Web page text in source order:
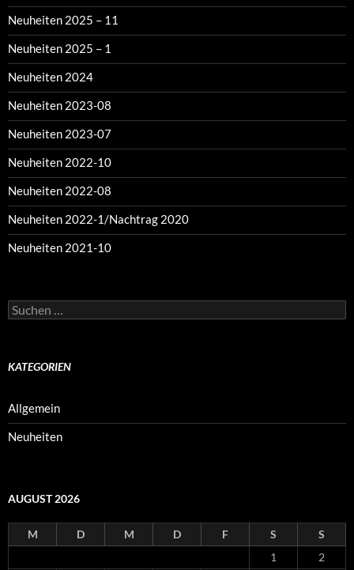
Neuheiten 2025 – 11
Neuheiten 2025 – 1
Neuheiten 2024
Neuheiten 2023-08
Neuheiten 2023-07
Neuheiten 2022-10
Neuheiten 2022-08
Neuheiten 2022-1/Nachtrag 2020
Neuheiten 2021-10
Suchen
nach:
KATEGORIEN
Allgemein
Neuheiten
AUGUST 2026
M D M D F S
S
1
2